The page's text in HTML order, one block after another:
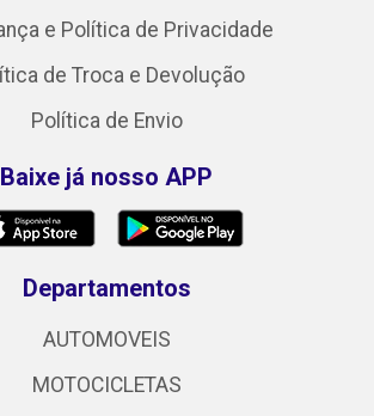
e Política de Privacidade
de Troca e Devolução
Política de Envio
Baixe já nosso APP
Departamentos
AUTOMOVEIS
MOTOCICLETAS